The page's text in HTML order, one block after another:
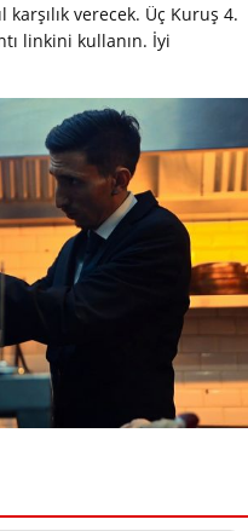
verecek. Üç Kuruş 4.
linkini kullanın. İyi